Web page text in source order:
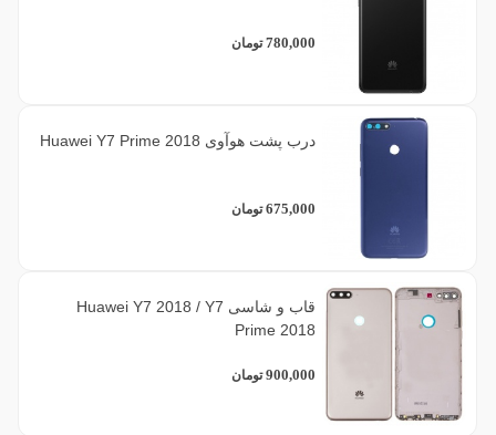
780,000 تومان
درب پشت هوآوی Huawei Y7 Prime 2018
675,000 تومان
قاب و شاسی Huawei Y7 2018 / Y7
Prime 2018
900,000 تومان